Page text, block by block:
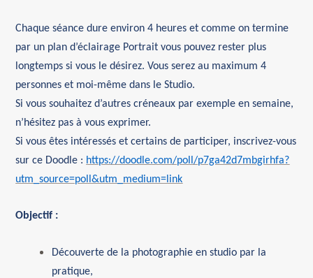
Chaque séance dure environ 4 heures et comme on termine
par un plan d’éclairage Portrait vous pouvez rester plus
longtemps si vous le désirez.Vous serez au maximum 4
personnes et moi-même dans le Studio.
Si vous souhaitez d’autres créneaux par exemple en semaine,
n’hésitez pas à vous exprimer.
Si vous êtes intéressés et certains de participer, inscrivez-vous
sur ce Doodle : https://doodle.com/poll/p7ga42d7mbgirhfa?
utm_source=poll&utm_medium=link
Objectif :
Découverte de la photographie en studio par la
pratique,